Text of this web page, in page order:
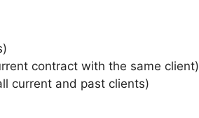
contract with the same client)
current and past clients)